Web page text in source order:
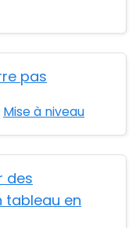
pas
Mise à niveau
des
tableau en